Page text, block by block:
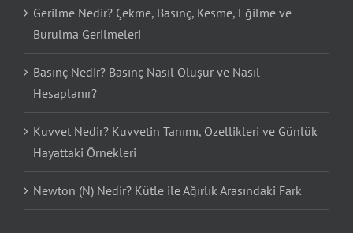
Gerilme Nedir? Çekme, Basınç, Kesme, Eğilme ve
Burulma Gerilmeleri
Basınç Nedir? Basınç Nasıl Oluşur ve Nasıl
Hesaplanır?
Kuvvet Nedir? Kuvvetin Tanımı, Özellikleri ve Günlük
Hayattaki Örnekleri
Newton (N) Nedir? Kütle ile Ağırlık Arasındaki Fark